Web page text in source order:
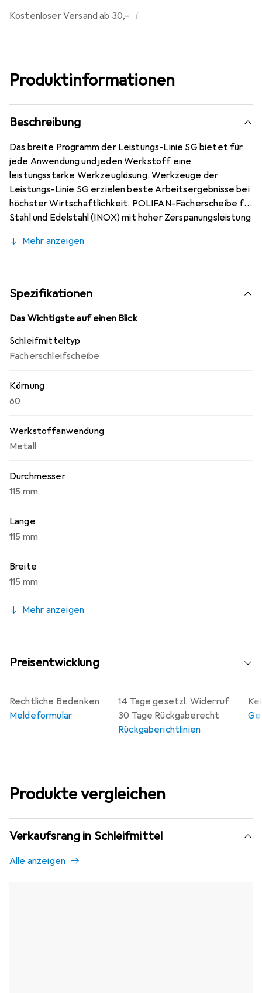
Kostenloser Versand ab 30,– i
Produktinformationen
Beschreibung
Das breite Programm der Leistungs-Linie SG bietet für
jede Anwendung und jeden Werkstoff eine
leistungsstarke Werkzeuglösung. Werkzeuge der
Leistungs-Linie SG erzielen beste Arbeitsergebnisse bei
höchster Wirtschaftlichkeit. POLIFAN-Fächerscheibe für
Stahl und Edelstahl (INOX) mit hoher Zerspanungsleistung
Stahl/Edelstahl.
Mehr anzeigen
Spezifikationen
Das Wichtigste auf einen Blick
Schleifmitteltyp
Fächerschleifscheibe
Körnung
60
Werkstoffanwendung
Metall
Durchmesser
115 mm
Länge
115 mm
Breite
115 mm
Mehr anzeigen
Preisentwicklung
14 Tage gesetzl. Widerruf
30 Tage Rückgaberecht
Rückgaberichtlinien
Rechtliche Bedenken
Meldeformular
Produkte vergleichen
Verkaufsrang in Schleifmittel
Alle anzeigen